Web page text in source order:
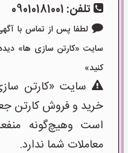
تلفن: 09010181001
لطفا پس از تماس با
کنید»
سایت «کارتن
خرید و فروش کارتن
است وهیچ‌گونه
معاملات شما ندارد.